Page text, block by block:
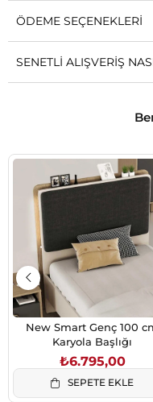
ÖDEME SEÇENEKLERI
SENETLI ALIŞVERIŞ
New Smart Genç 100
Karyola Başlığı
₺6.795,00
SEPETE EKLE